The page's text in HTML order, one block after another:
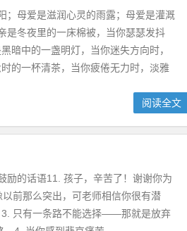
；母爱是滋润心灵的雨露；母爱是灌溉
是冬夜里的一床棉被，当你瑟瑟发抖
暗中的一盏明灯，当你迷失方向时，
的一杯清茶，当你疲倦无力时，淡雅
阅读全文
励的话语11. 孩子，辛苦了！谢谢你为
前那么突出，可老师相信你很有潜
3. 只有一条路不能选择——那就是放弃